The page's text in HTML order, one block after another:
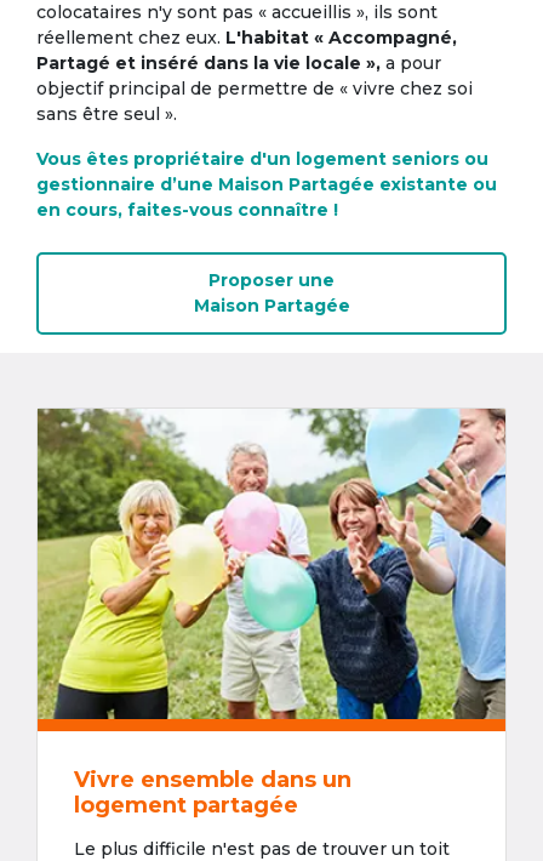
colocataires n'y sont pas « accueillis », ils sont
réellement chez eux. L'habitat « Accompagné,
Partagé et inséré dans la vie locale », a pour
objectif principal de permettre de « vivre chez soi
sans être seul ».
Vous êtes propriétaire d'un logement seniors ou
gestionnaire d’une Maison Partagée existante ou
en cours, faites-vous connaître !
Proposer une
Maison Partagée
Vivre ensemble dans un
logement partagée
Le plus difficile n'est pas de trouver un toit